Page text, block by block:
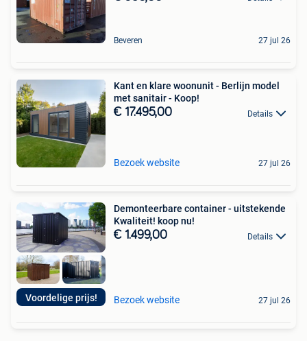
Beveren 27 jul 26
Kant en klare woonunit - Berlijn model
met sanitair - Koop!
€ 17.495,00 Details
Bezoek website 27 jul 26
Voordelige prijs!
Demonteerbare container - uitstekende
Kwaliteit! koop nu!
€ 1.499,00 Details
Bezoek website 27 jul 26